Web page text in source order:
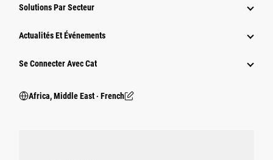
Solutions Par Secteur
Actualités Et Événements
Se Connecter Avec Cat
Africa, Middle East ‧ French